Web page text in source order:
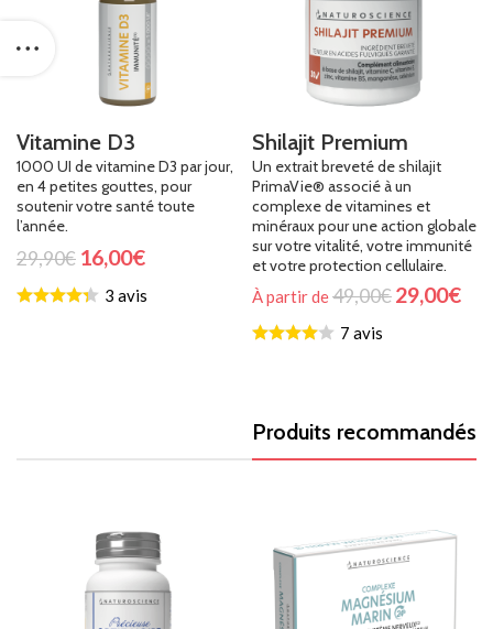
Vitamine D3
1000 UI de vitamine D3 par jour,
en 4 petites gouttes, pour
soutenir votre santé toute
l’année.
29,90€ 16,00€
3 avis
Shilajit Premium
Un extrait breveté de shilajit
PrimaVie® associé à un
complexe de vitamines et
minéraux pour une action globale
sur votre vitalité, votre immunité
et votre protection cellulaire.
À partir de49,00€29,00€
7 avis
Produits recommandés